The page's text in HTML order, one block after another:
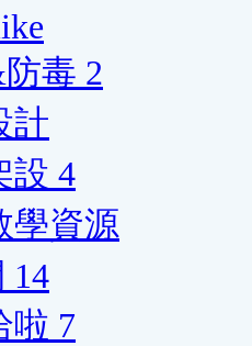
毒 2
計
設 4
學資源
14
啦 7